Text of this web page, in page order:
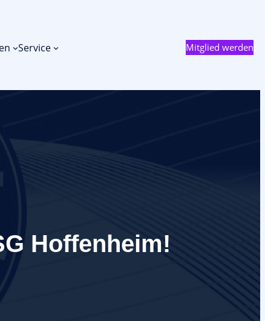
Service Mitglied werden
Hoffenheim!